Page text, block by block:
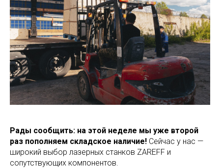
Рады сообщить: на этой неделе мы уже второй
раз пополняем складское наличие! Сейчас у нас —
широкий выбор лазерных станков ZAREFF и
сопутствующих компонентов.